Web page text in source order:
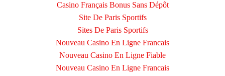
Casino Français Bonus Sans Dépôt
Site De Paris Sportifs
Sites De Paris Sportifs
Nouveau Casino En Ligne Francais
Nouveau Casino En Ligne Fiable
Nouveau Casino En Ligne Francais